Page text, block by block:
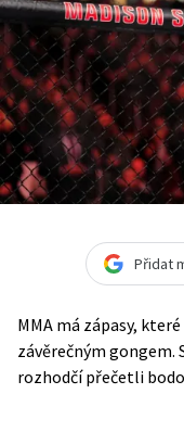
Přidat
MMA má zápasy,
závěrečným gongem.
rozhodčí přečetli